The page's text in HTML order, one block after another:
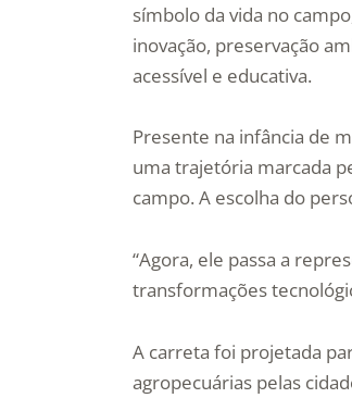
símbolo da vida no
inovação, preservação
acessível e educativa.
Presente na infância de
uma trajetória marcada
campo. A escolha do
“Agora, ele passa a
transformações
A carreta foi projetada
agropecuárias pelas